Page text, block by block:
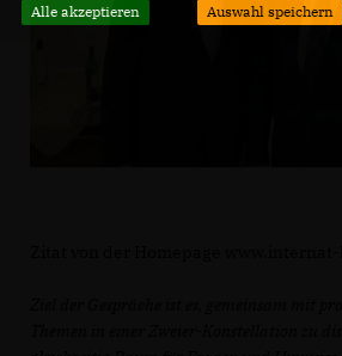
Alle akzeptieren Auswahl speichern